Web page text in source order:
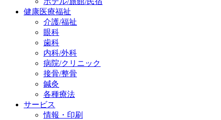
健康医療福祉
介護/福祉
眼科
歯科
内科/外科
病院/クリニック
接骨/整骨
鍼灸
各種療法
サービス
情報・印刷